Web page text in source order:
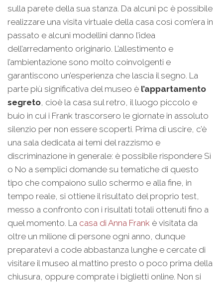
sulla parete della sua stanza. Da alcuni pc è possibile
realizzare una visita virtuale della casa così com’era in
passato e alcuni modellini danno l’idea
dell’arredamento originario. L’allestimento e
l’ambientazione sono molto coinvolgenti e
garantiscono un’esperienza che lascia il segno. La
parte più significativa del museo è l’appartamento
segreto, cioè la casa sul retro, il luogo piccolo e
buio in cui i Frank trascorsero le giornate in assoluto
silenzio per non essere scoperti. Prima di uscire, c’è
una sala dedicata ai temi del razzismo e
discriminazione in generale: è possibile rispondere Sì
o No a semplici domande su tematiche di questo
tipo che compaiono sullo schermo e alla fine, in
tempo reale, si ottiene il risultato del proprio test,
messo a confronto con i risultati totali ottenuti fino a
quel momento. La casa di Anna Frank è visitata da
oltre un milione di persone ogni anno, dunque
preparatevi a code abbastanza lunghe e cercate di
visitare il museo al mattino presto o poco prima della
chiusura, oppure comprate i biglietti online. Non si